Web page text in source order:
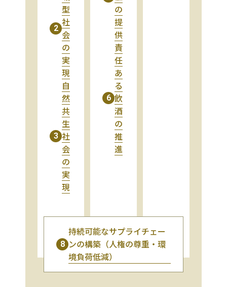
2
型
社
会
の
実
現
3
自
然
共
生
社
会
の
実
現
の
提
供
6
責
任
あ
る
飲
酒
の
推
進
8
持続可能なサプライチェー
ンの構築（人権の尊重・環
境負荷低減）